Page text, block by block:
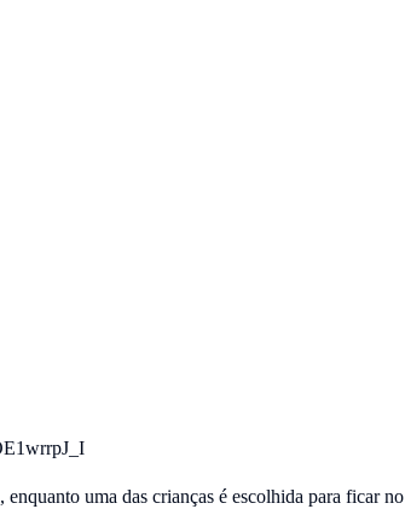
uma das crianças é escolhida para ficar no